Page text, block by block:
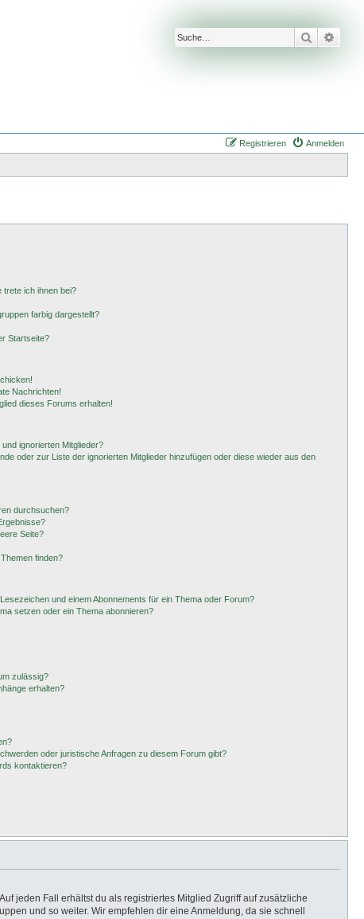
Suche
Anmelden
Registrieren
trete ich ihnen bei?
farbig dargestellt?
Startseite?
Nachrichten!
dieses Forums erhalten!
ignorierten Mitglieder?
oder zur Liste der ignorierten Mitglieder hinzufügen oder diese wieder aus den
durchsuchen?
Seite?
finden?
und einem Abonnements für ein Thema oder Forum?
setzen oder ein Thema abonnieren?
zulässig?
erhalten?
oder juristische Anfragen zu diesem Forum gibt?
kontaktieren?
jeden Fall erhältst du als registriertes Mitglied Zugriff auf zusätzliche
und so weiter. Wir empfehlen dir eine Anmeldung, da sie schnell